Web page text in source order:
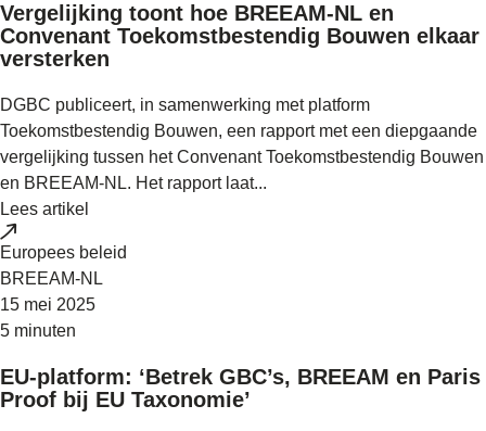
Vergelijking toont hoe BREEAM-NL en
Convenant Toekomstbestendig Bouwen elkaar
versterken
DGBC publiceert, in samenwerking met platform
Toekomstbestendig Bouwen, een rapport met een diepgaande
vergelijking tussen het Convenant Toekomstbestendig Bouwen
en BREEAM-NL. Het rapport laat...
Lees artikel
Europees beleid
BREEAM-NL
15 mei 2025
5 minuten
EU-platform: ‘Betrek GBC’s, BREEAM en Paris
Proof bij EU Taxonomie’